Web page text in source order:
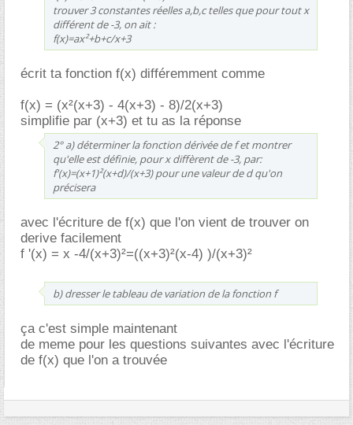
trouver 3 constantes réelles a,b,c telles que pour tout x
différent de -3, on ait :
f(x)=ax²+b+c/x+3
écrit ta fonction f(x) différemment comme
f(x) = (x²(x+3) - 4(x+3) - 8)/2(x+3)
simplifie par (x+3) et tu as la réponse
2° a) déterminer la fonction dérivée de f et montrer
qu'elle est définie, pour x diffèrent de -3, par:
f'(x)=(x+1)²(x+d)/(x+3) pour une valeur de d qu'on
précisera
avec l'écriture de f(x) que l'on vient de trouver on
derive facilement
f '(x) = x -4/(x+3)²=((x+3)²(x-4) )/(x+3)²
b) dresser le tableau de variation de la fonction f
ça c'est simple maintenant
de meme pour les questions suivantes avec l'écriture
de f(x) que l'on a trouvée